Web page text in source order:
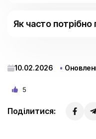
Як часто
10.02.2026
5
Поділитися: